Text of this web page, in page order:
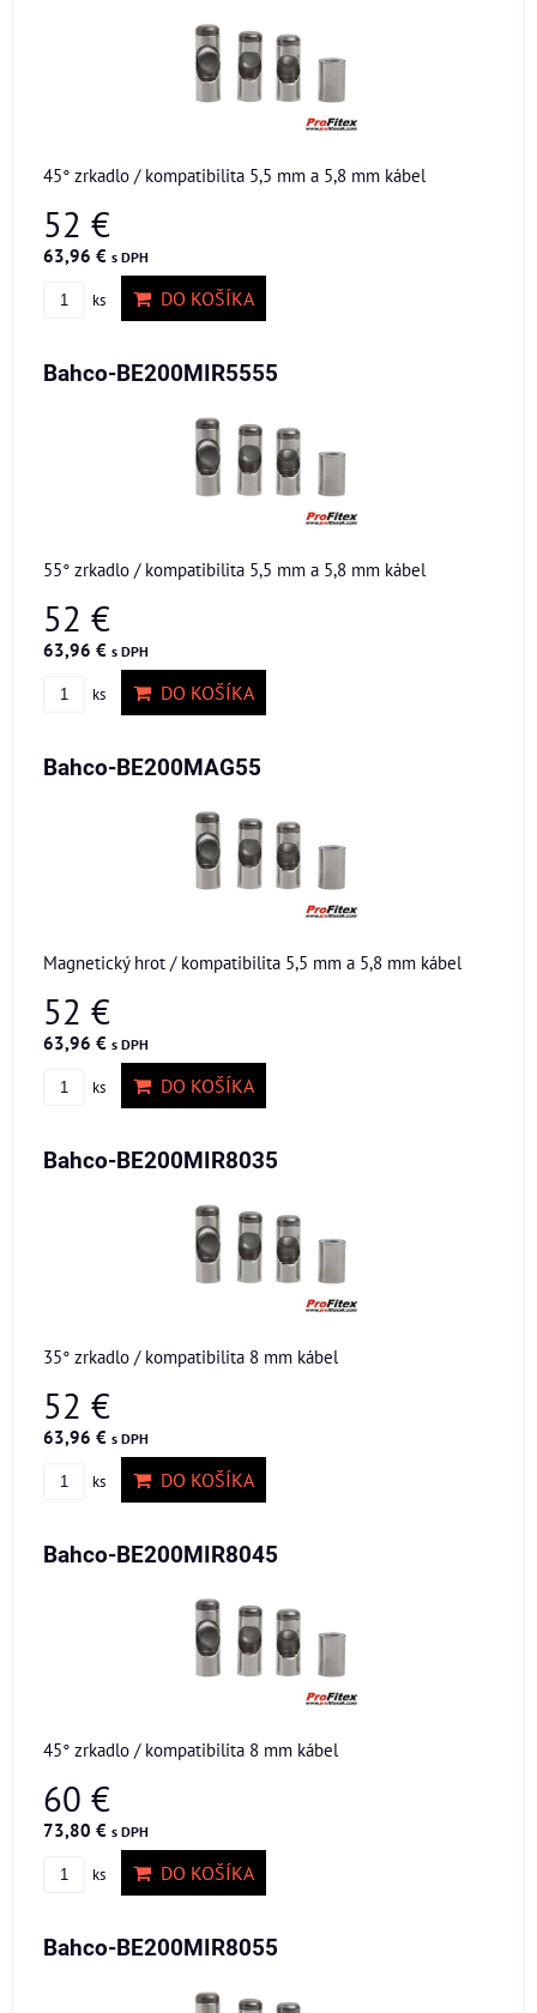
45° zrkadlo / kompatibilita 5,5 mm a 5,8 mm kábel
52 €
63,96 € s DPH
ks DO KOŠÍKA
Bahco-BE200MIR5555
55° zrkadlo / kompatibilita 5,5 mm a 5,8 mm kábel
52 €
63,96 € s DPH
ks DO KOŠÍKA
Bahco-BE200MAG55
Magnetický hrot / kompatibilita 5,5 mm a 5,8 mm kábel
52 €
63,96 € s DPH
ks DO KOŠÍKA
Bahco-BE200MIR8035
35° zrkadlo / kompatibilita 8 mm kábel
52 €
63,96 € s DPH
ks DO KOŠÍKA
Bahco-BE200MIR8045
45° zrkadlo / kompatibilita 8 mm kábel
60 €
73,80 € s DPH
ks DO KOŠÍKA
Bahco-BE200MIR8055